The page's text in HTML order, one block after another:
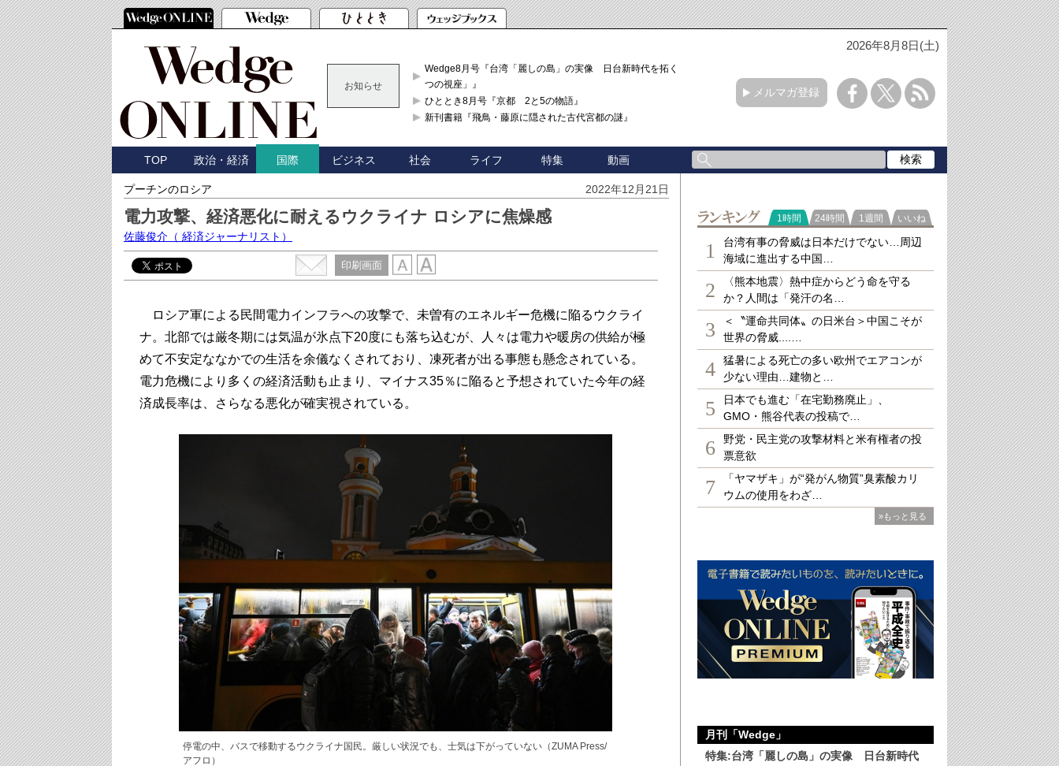
2026年8月8日(土)
お知らせ
Wedge8月号『台湾「麗しの島」の実像 日台新時代を拓く「3
つの視座」』
ひととき8月号『京都 2と5の物語』
新刊書籍『飛鳥・藤原に隠された古代宮都の謎』
メルマガ登録
TOP 政治・経済 国際 ビジネス 社会 ライフ 特集 動画
プーチンのロシア 2022年12月21日
電力攻撃、経済悪化に耐えるウクライナ ロシアに焦燥感
佐藤俊介 （ 経済ジャーナリスト）
印刷画面
ロシア軍による民間電力インフラへの攻撃で、未曽有のエネルギー危機に陥るウクライ
ナ。北部では厳冬期には気温が氷点下20度にも落ち込むが、人々は電力や暖房の供給が極
めて不安定ななかでの生活を余儀なくされており、凍死者が出る事態も懸念されている。
電力危機により多くの経済活動も止まり、マイナス35％に陥ると予想されていた今年の経
済成長率は、さらなる悪化が確実視されている。
停電の中、バスで移動するウクライナ国民。厳しい状況でも、士気は下がっていない（ZUMA Press/
アフロ）
ランキング
1時間 24時間 1週間 いいね
1
台湾有事の脅威は日本だけでない…周辺
海域に進出する中国…
2
〈熊本地震〉熱中症からどう命を守る
か？人間は「発汗の名…
3
＜〝運命共同体〟の日米台＞中国こそが
世界の脅威....…
4
猛暑による死亡の多い欧州でエアコンが
少ない理由…建物と…
5
日本でも進む「在宅勤務廃止」、
GMO・熊谷代表の投稿で…
6
野党・民主党の攻撃材料と米有権者の投
票意欲
7
「ヤマザキ」が“発がん物質”臭素酸カリ
ウムの使用をわざ…
»もっと見る
月刊「Wedge」
特集:台湾「麗しの島」の実像 日台新時代